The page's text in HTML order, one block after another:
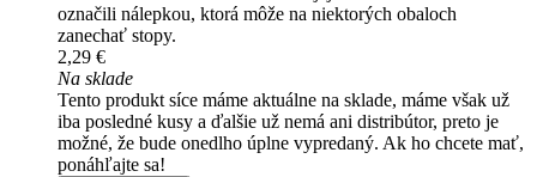
označili nálepkou, ktorá môže na niektorých obaloch
zanechať stopy.
2,29 €
Na sklade
Tento produkt síce máme aktuálne na sklade, máme však už
iba posledné kusy a ďalšie už nemá ani distribútor, preto je
možné, že bude onedlho úplne vypredaný. Ak ho chcete mať,
ponáhľajte sa!